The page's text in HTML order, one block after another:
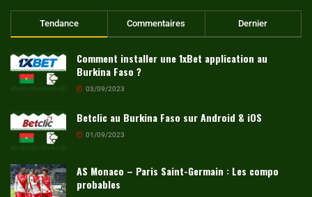
Tendance Commentaires Dernier
Comment installer une 1xBet application au
Burkina Faso ?
03/09/2023
Betclic au Burkina Faso sur Android & iOS
01/09/2023
AS Monaco – Paris Saint-Germain : Les compo
probables